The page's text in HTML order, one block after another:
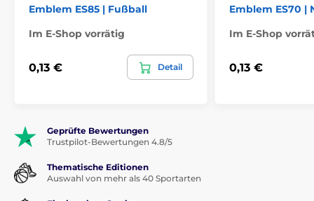
Emblem ES85 | Fußball
Im E-Shop vorrätig
0,13 € Detail
Emblem ES70 |
Im E-Shop
0,13 €
Geprüfte Bewertungen
Trustpilot-Bewertungen 4.8/5
Thematische Editionen
Auswahl von mehr als 40 Sportarten